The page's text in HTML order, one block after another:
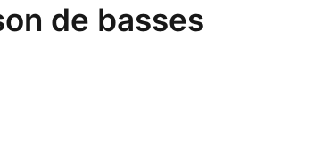
de basses